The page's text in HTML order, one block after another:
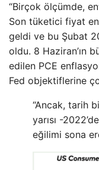
“Birçok ölçümde,
Son tüketici fiyat
geldi ve bu Şubat
oldu. 8 Haziran’ın
edilen PCE
Fed objektiflerine
“Ancak, tarih
yarısı -
eğilimi sona